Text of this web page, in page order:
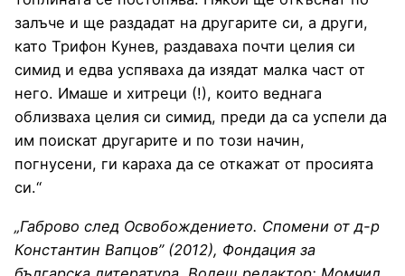
залъче и ще раздадат на другарите си, а други,
като Трифон Кунев, раздаваха почти целия си
симид и едва успяваха да изядат малка част от
него. Имаше и хитреци (!), които веднага
облизваха целия си симид, преди да са успели да
им поискат другарите и по този начин,
погнусени, ги караха да се откажат от просията
си.“
„Габрово след Освобождението. Спомени от д-р
Константин Вапцов” (2012), Фондация за